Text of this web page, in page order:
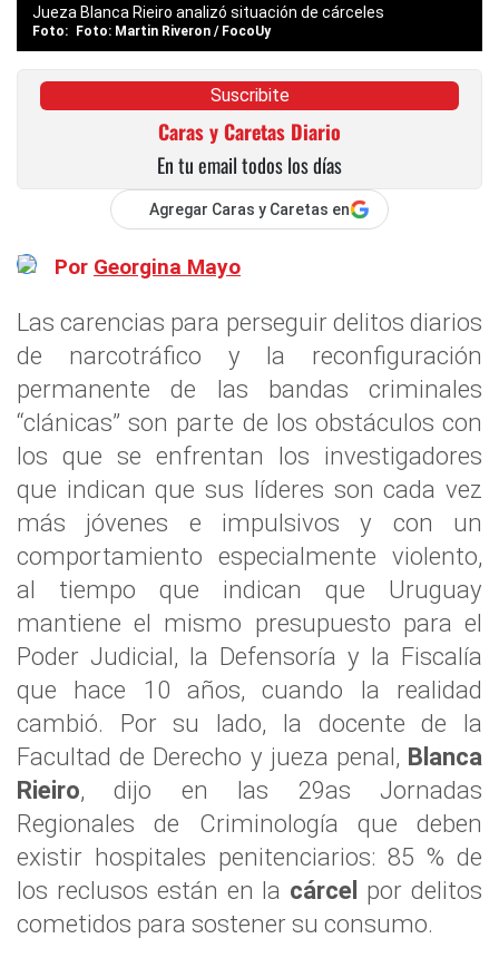
Jueza Blanca Rieiro analizó situación de cárceles
Foto: Martin Riveron / FocoUy
Suscribite
Caras y Caretas Diario
En tu email todos los días
Agregar Caras y Caretas en
Por Georgina Mayo
Las carencias para perseguir delitos diarios
de narcotráfico y la reconfiguración
permanente de las bandas criminales
“clánicas” son parte de los obstáculos con
los que se enfrentan los investigadores
que indican que sus líderes son cada vez
más jóvenes e impulsivos y con un
comportamiento especialmente violento,
al tiempo que indican que Uruguay
mantiene el mismo presupuesto para el
Poder Judicial, la Defensoría y la Fiscalía
que hace 10 años, cuando la realidad
cambió. Por su lado, la docente de la
Facultad de Derecho y jueza penal, Blanca
Rieiro, dijo en las 29as Jornadas
Regionales de Criminología que deben
existir hospitales penitenciarios: 85 % de
los reclusos están en la cárcel por delitos
cometidos para sostener su consumo.